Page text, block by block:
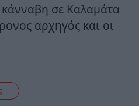
σε Καλαμάτα
αρχηγός και οι